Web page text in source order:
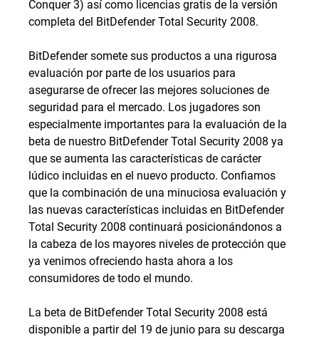
Conquer 3) así como licencias gratis de la versión
completa del BitDefender Total Security 2008.
BitDefender somete sus productos a una rigurosa
evaluación por parte de los usuarios para
asegurarse de ofrecer las mejores soluciones de
seguridad para el mercado. Los jugadores son
especialmente importantes para la evaluación de la
beta de nuestro BitDefender Total Security 2008 ya
que se aumenta las características de carácter
lúdico incluidas en el nuevo producto. Confiamos
que la combinación de una minuciosa evaluación y
las nuevas características incluidas en BitDefender
Total Security 2008 continuará posicionándonos a
la cabeza de los mayores niveles de protección que
ya venimos ofreciendo hasta ahora a los
consumidores de todo el mundo.
La beta de BitDefender Total Security 2008 está
disponible a partir del 19 de junio para su descarga